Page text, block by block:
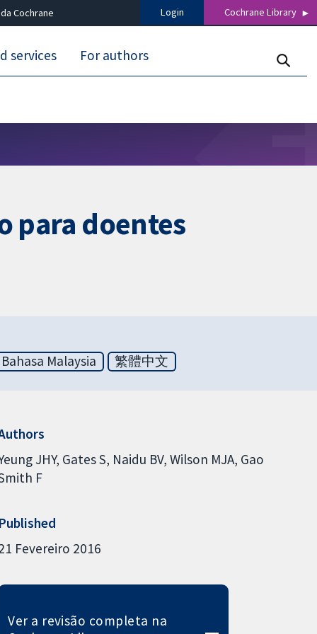
Cochrane Login Cochrane Library
services For authors
para doentes
Bahasa Malaysia 繁體中文
JHY Gates S Naidu BV Wilson MJA Gao
F
Published
Fevereiro 2016
Ver a revisão completa na